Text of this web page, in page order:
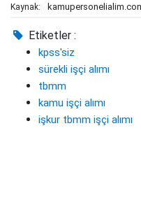
Kaynak:
Etiketler :
kpss'siz
sürekli işçi alımı
tbmm
kamu işçi alımı
işkur tbmm işçi alımı